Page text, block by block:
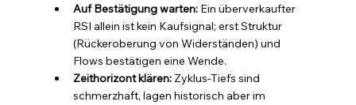
Auf Bestätigung warten: Ein überverkaufter
RSI allein ist kein Kaufsignal; erst Struktur
(Rückeroberung von Widerständen) und
Flows bestätigen eine Wende.
Zeithorizont klären: Zyklus-Tiefs sind
schmerzhaft, lagen historisch aber im